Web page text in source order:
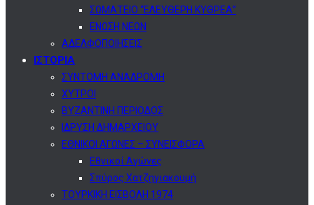
ΣΩΜΑΤΕΙΟ “ΕΛΕΥΘΕΡΗ ΚΥΘΡΕΑ”
ΕΝΩΣΗ ΝΕΩΝ
ΑΔΕΛΦΟΠΟΙΗΣΕΙΣ
ΙΣΤΟΡΙΑ
ΣΥΝΤΟΜΗ ΑΝΑΔΡΟΜΗ
ΧΥΤΡΟΙ
ΒΥΖΑΝΤΙΝΗ ΠΕΡΙΟΔΟΣ
ΙΔΡΥΣΗ ΔΗΜΑΡΧΕΙΟΥ
ΕΘΝΙΚΟΙ ΑΓΩΝΕΣ – ΣΥΝΕΙΣΦΟΡΑ
Εθνικοί Αγώνες
Σπύρος Χατζηγιακουμή
ΤΟΥΡΚΙΚΗ ΕΙΣΒΟΛΗ 1974